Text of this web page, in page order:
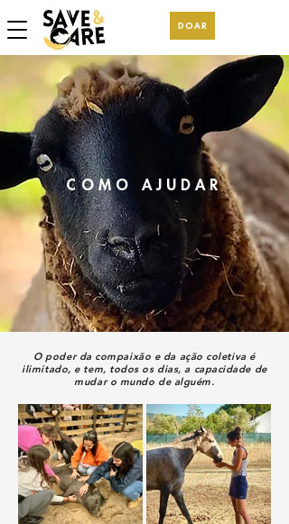
DOAR
COMO AJUDAR
O poder da compaixão e da ação coletiva é
ilimitado, e tem, todos os dias, a capacidade de
mudar o mundo de alguém.